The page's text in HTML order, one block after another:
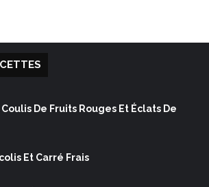
De Fruits Rouges Et Éclats De
Et Carré Frais